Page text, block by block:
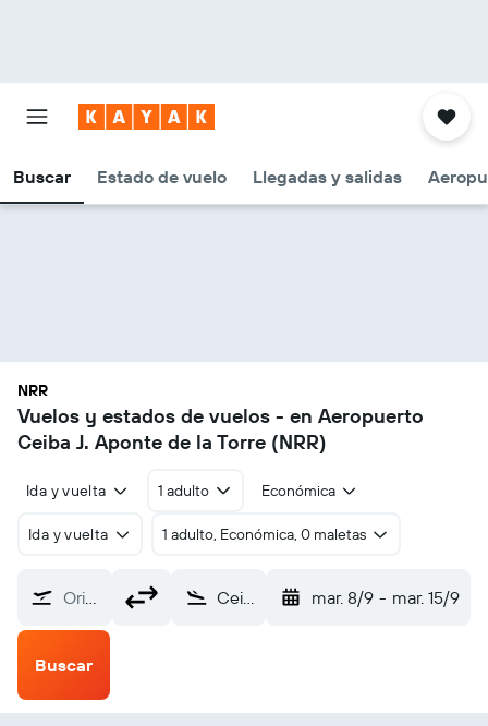
Buscar Estado de vuelo Llegadas y salidas
NRR
Vuelos y estados de vuelos - en Aeropuerto
Ceiba J. Aponte de la Torre (NRR)
Ida y vuelta 1 adulto Económica
Ida y vuelta 1 adulto, Económica, 0 maletas
Origen Ceiba J. Aponte de la Torre (NRR) mar. 8/9 - mar. 15/9
Buscar